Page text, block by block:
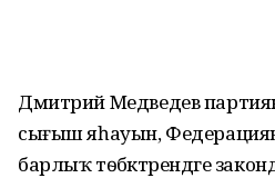
Дмитрий Медведев
сығыш яһауын,
барлыҡ тѳбәктәрендәге